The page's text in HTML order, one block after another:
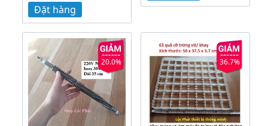
Đặt hàng
20.0% 36.7%